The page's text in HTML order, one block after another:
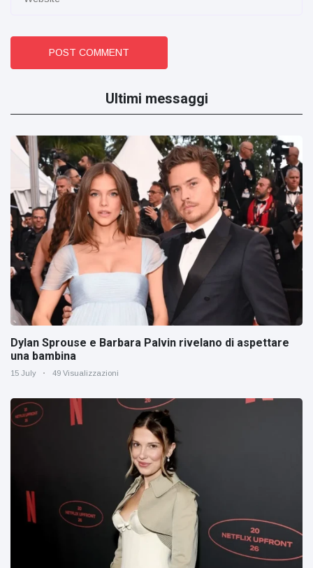
POST COMMENT
Ultimi messaggi
Dylan Sprouse e Barbara Palvin rivelano di aspettare
una bambina
15 July 49 Visualizzazioni